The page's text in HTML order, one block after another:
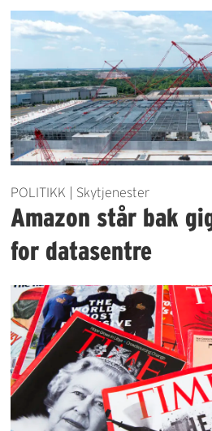
POLITIKK | Skytjenester
Amazon står bak
for datasentre